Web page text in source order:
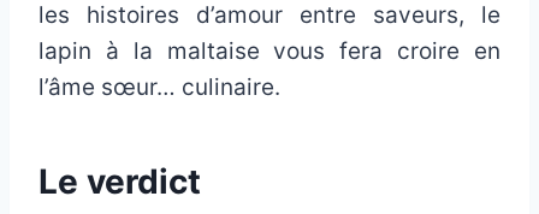
les histoires d’amour entre saveurs, le
lapin à la maltaise vous fera croire en
l’âme sœur… culinaire.
Le verdict